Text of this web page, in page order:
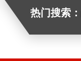
热门搜索：